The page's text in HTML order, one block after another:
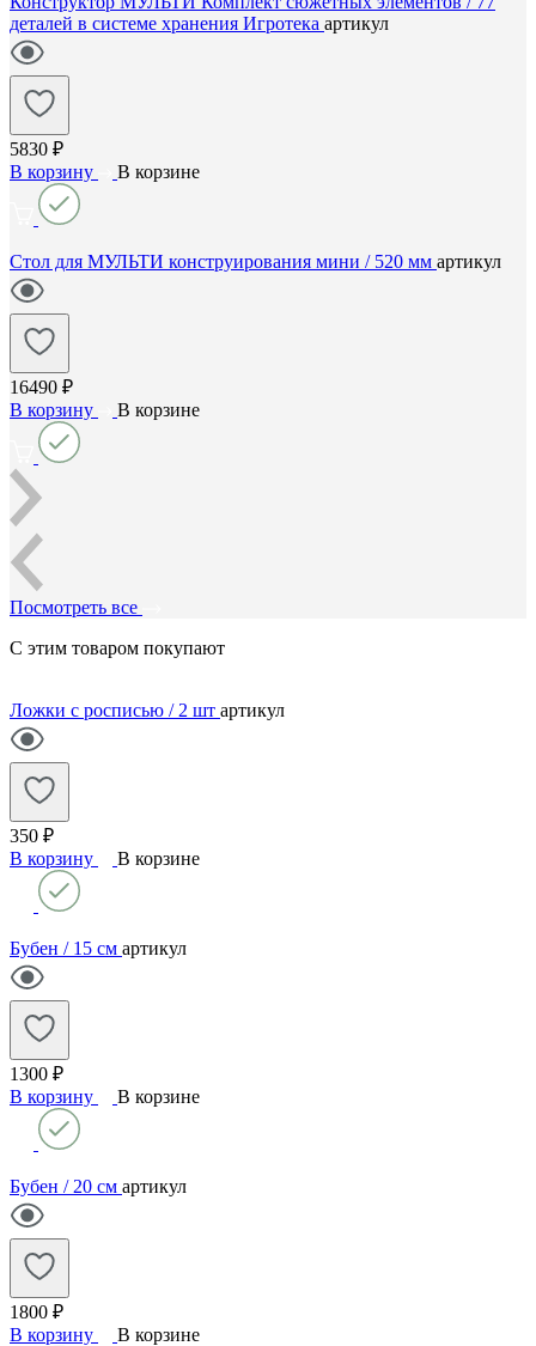
деталей в системе хранения Игротека артикул
5830 ₽
В корзину
В корзине
Стол для МУЛЬТИ конструирования мини / 520 мм артикул
16490 ₽
В корзину
В корзине
Посмотреть все
С этим товаром покупают
Ложки с росписью / 2 шт артикул
350 ₽
В корзину
В корзине
Бубен / 15 см артикул
1300 ₽
В корзину
В корзине
Бубен / 20 см артикул
1800 ₽
В корзину
В корзине